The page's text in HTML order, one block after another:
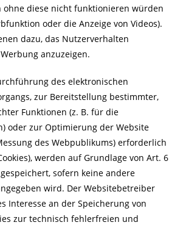
ohne diese nicht funktionieren würden
oder die Anzeige von Videos).
dazu, das Nutzerverhalten
anzuzeigen.
des elektronischen
zur Bereitstellung bestimmter,
Funktionen (z. B. für die
oder zur Optimierung der Website
des Webpublikums) erforderlich
werden auf Grundlage von Art. 6
gespeichert, sofern keine andere
wird. Der Websitebetreiber
Interesse an der Speicherung von
zur technisch fehlerfreien und